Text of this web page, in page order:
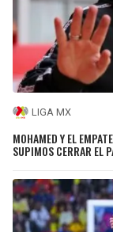
LIGA MX
MOHAMED Y EL
SUPIMOS CERRAR EL